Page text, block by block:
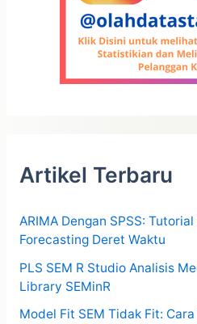
Artikel Terbaru
ARIMA Dengan SPSS:
Forecasting Deret Waktu
PLS SEM R Studio Analisis
Library SEMinR
Model Fit SEM Tidak Fit: